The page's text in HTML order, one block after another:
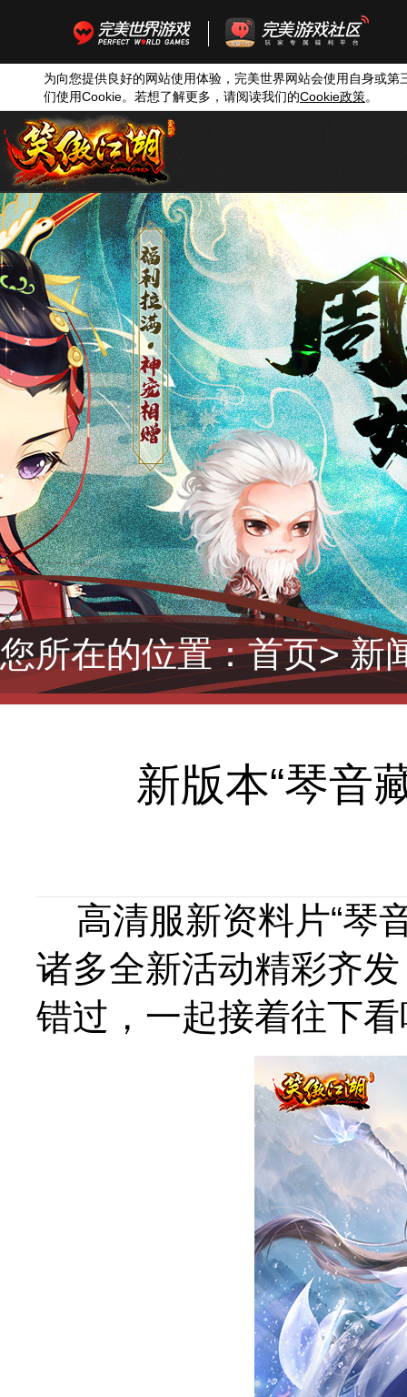
为向您提供良好的网站使用体验，完美世界网站会使用自身或第
们使用Cookie。若想了解更多，请阅读我们的Cookie政策。
您所在的位置：首页> 新
新版本“琴音
高清服新资料片“琴
诸多全新活动精彩齐
错过，一起接着往下